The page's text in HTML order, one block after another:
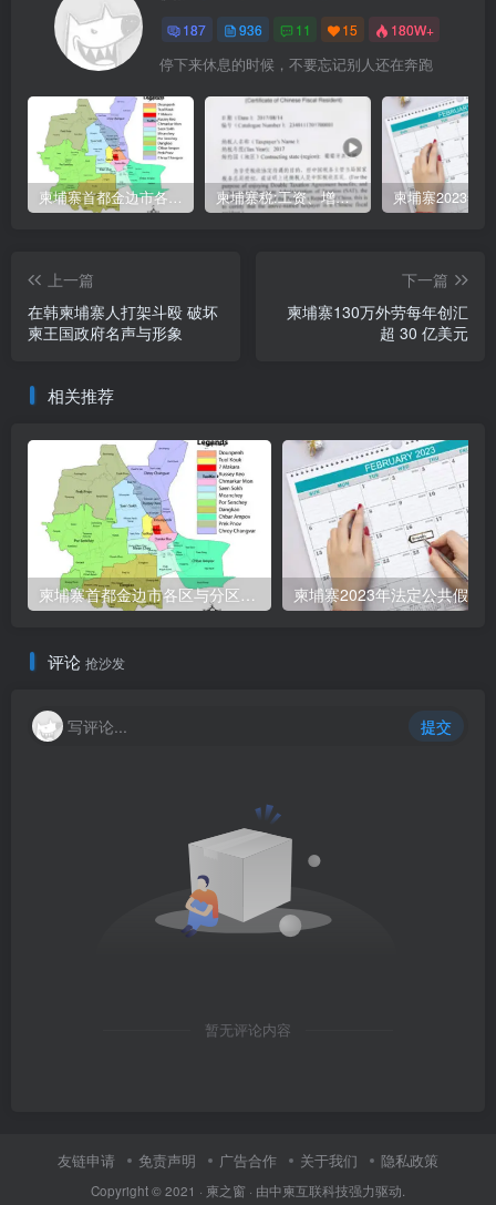
187 936 11 15 180W+
停下来休息的时候，不要忘记别人还在奔跑
柬埔寨首都金边市各区与分区名称分布 柬埔寨税:工资、增值、预扣、利润、专利、产业、注册税
上一篇
在韩柬埔寨人打架斗殴 破坏
柬王国政府名声与形象
下一篇
柬埔寨130万外劳每年创汇
超 30 亿美元
相关推荐
柬埔寨2023年法定公共假期
评论 抢沙发
写评论... 提交
暂无评论内容
友链申请 免责声明 广告合作 关于我们 隐私政策
Copyright © 2021 · 柬之窗 · 由中柬互联科技强力驱动.